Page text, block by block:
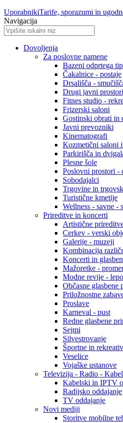
UporabnikiTarife, sporazumi in
Navigacija
Dovoljenja
Za poslovne namene
Bazeni odprtega
Čakalnice - postaje
Drsališča -
Drugi javni prostori
Fitnes studio -
Frizerski saloni
Gostinski obrati in
Javni prevozniki
Kinematografi
Kozmetični saloni
Parkirišča in
Plesne šole
Poslovni prostori -
Sobodajalci
Trgovine in
Turistične kmetije
Wellness - savne -
Prireditve in koncerti
Artistične
Cerkev - verski
Galerije - muzeji
Kombinacija
Koncerti in
Mažoretke -
Modne revije -
Občasne glasbene
Priložnostne
Proslave
Karneval - pust
Redne glasbene
Sejmi
Silvestrovanje
Športne in
Veselice
Vojaške ustanove
Televizija - Radio -
Kabelski in IPTV
Radijsko oddajanje
TV oddajanje
Novi mediji
Storitve mobilne